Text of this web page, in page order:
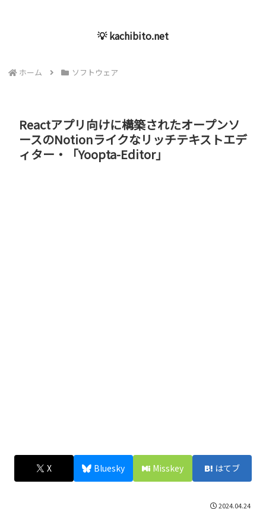
💡 kachibito.net
ホーム ソフトウェア
Reactアプリ向けに構築されたオープンソ
ースのNotionライクなリッチテキストエデ
ィター・「Yoopta-Editor」
X Bluesky Misskey はてブ
2024.04.24